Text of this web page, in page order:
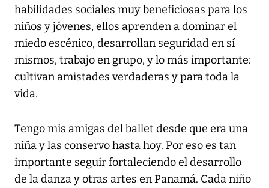
habilidades sociales muy beneficiosas para los
niños y jóvenes, ellos aprenden a dominar el
miedo escénico, desarrollan seguridad en sí
mismos, trabajo en grupo, y lo más importante:
cultivan amistades verdaderas y para toda la
vida.
Tengo mis amigas del ballet desde que era una
niña y las conservo hasta hoy. Por eso es tan
importante seguir fortaleciendo el desarrollo
de la danza y otras artes en Panamá. Cada niño